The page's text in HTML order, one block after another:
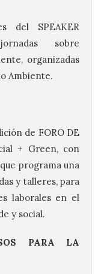
del SPEAKER
sobre
organizadas
Ambiente.
de FORO DE
+ Green, con
programa una
y talleres, para
laborales en el
y social.
PARA LA